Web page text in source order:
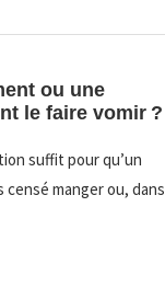
ou une
le faire vomir ?
suffit pour qu’un
censé manger ou, dans